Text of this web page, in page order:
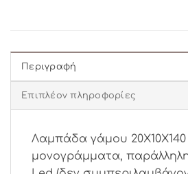
Περιγραφή
Επιπλέον πληροφορίες
Λαμπάδα γάμου 20Χ10Χ140
μονογράμματα,